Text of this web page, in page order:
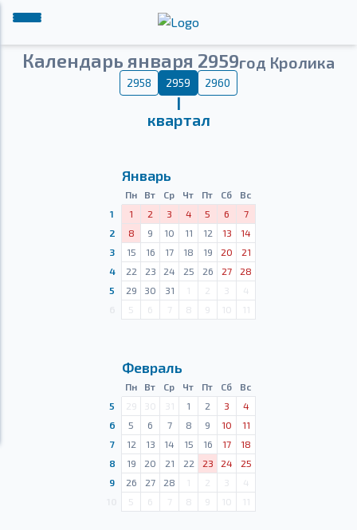
Календарь января 2959год Кролика
2958 2959 2960
Ⅰ
квартал
Январь
Пн Вт Ср Чт Пт Сб
Вс
1
1 2 3 4 5 6
7
2
8 9 10 11 12 13
14
3
15 16 17 18 19 20
21
4
22 23 24 25 26 27
28
5
29 30 31 1 2 3
4
5 6 7 8 9 10 11
Февраль
Пн Вт Ср Чт Пт Сб
Вс
5
29 30 31 1 2 3
4
6
5 6 7 8 9 10
11
7
12 13 14 15 16 17
18
8
19 20 21 22 23 24
25
9
26 27 28 1 2 3
4
5 6 7 8 9 10 11